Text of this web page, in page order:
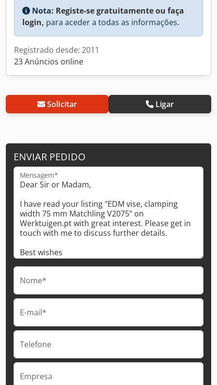
Nota: Registe-se gratuitamente ou faça
login, para aceder a todas as informações.
Registrado desde: 2011
23 Anúncios online
Solicitar Ligar
ENVIAR PEDIDO
Mensagem*
Nome*
E-mail*
Telefone
Empresa